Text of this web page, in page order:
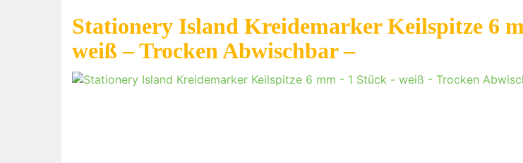
Stationery Island Kreidemarker Keilspitze 6
weiß – Trocken Abwischbar –